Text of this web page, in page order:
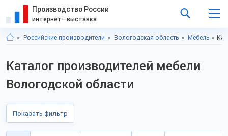
Производство России
интернет—выставка
Российские производители Вологодская область Мебель
Каталог производителей мебели
Вологодской области
Показать фильтр